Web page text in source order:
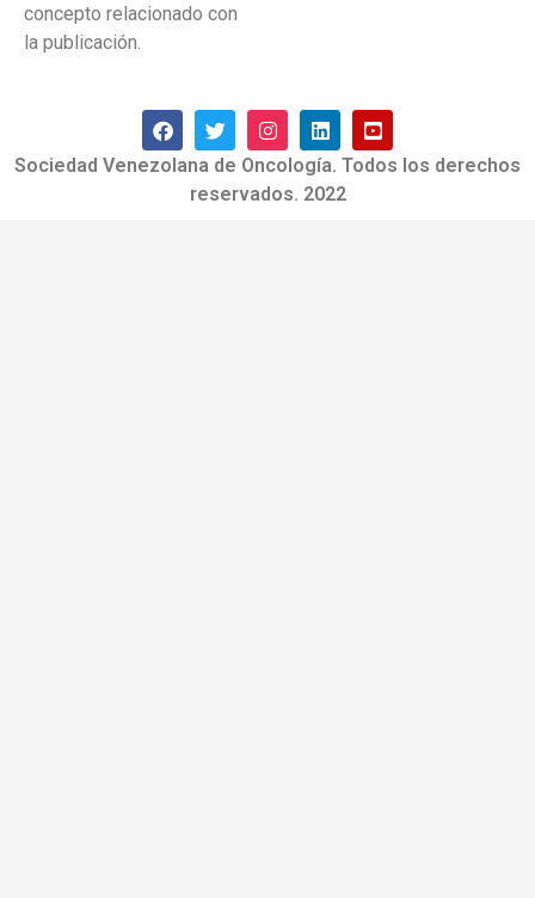
concepto relacionado con
la publicación.
Sociedad Venezolana de Oncología. Todos los derechos
reservados. 2022